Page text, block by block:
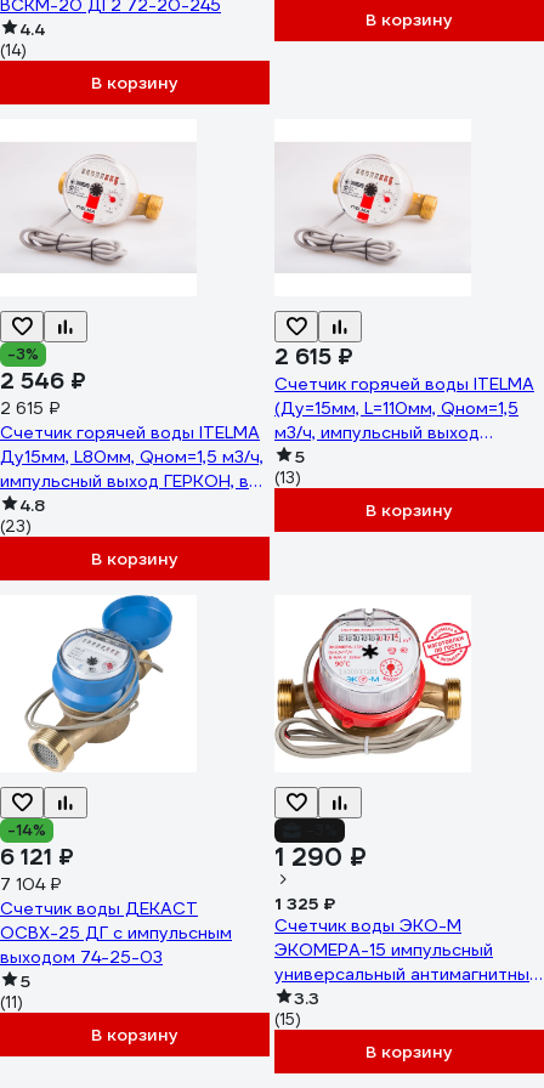
ВСКМ-20 ДГ2 72-20-245
4.4
(14)
В корзину
В корзину
-3%
2 546 ₽
2 615 ₽
Счетчик горячей воды ITELMA
Ду15мм, L80мм, Qном=1,5 м3/ч,
импульсный выход ГЕРКОН, вес
импульса 1 л WFW24.D080-3-
B-L-01-IP54
4.8
(23)
В корзину
2 615 ₽
Счетчик горячей воды ITELMA
(Ду=15мм, L=110мм, Qном=1,5
м3/ч, импульсный выход
ГЕРКОН, вес импульса =1 л)
WFW24.D110-3-B-L-01-IP54
5
(13)
В корзину
-14%
6 121 ₽
7 104 ₽
Счетчик воды ДЕКАСТ
ОСВХ-25 ДГ с импульсным
выходом 74-25-03
5
(11)
В корзину
1 290 ₽
1 325 ₽
Счетчик воды ЭКО-М
ЭКОМЕРА-15 импульсный
универсальный антимагнитный
Э-15УИ-110-СК
3.3
(15)
В корзину